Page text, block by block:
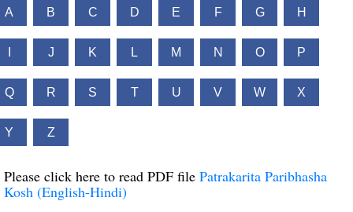
A B C D E F G H
J K L M N O P
Q R S T U V W X
Y Z
Please click here to read PDF file Patrakarita Paribhasha
Kosh (English-Hindi)